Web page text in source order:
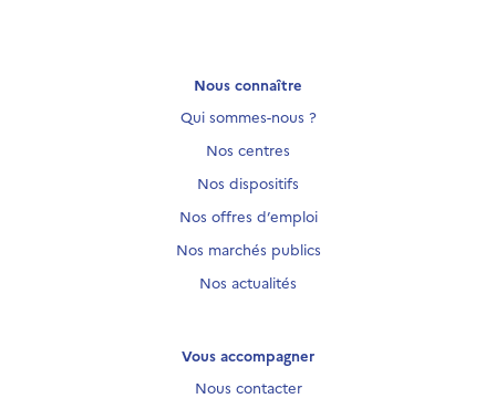
Nous connaître
Qui sommes-nous ?
Nos centres
Nos dispositifs
Nos offres d’emploi
Nos marchés publics
Nos actualités
Vous accompagner
Nous contacter